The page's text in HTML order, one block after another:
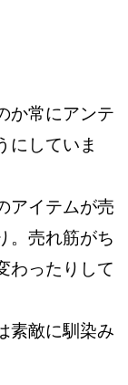
か常にアンテ
にしていま
アイテムが売
。売れ筋がち
わったりして
素敵に馴染み